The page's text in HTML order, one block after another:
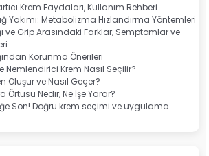
Krem Faydaları, Kullanım Rehberi
Yakımı: Metabolizma Hızlandırma Yöntemleri
ve Grip Arasındaki Farklar, Semptomlar ve
Korunma Önerileri
Nemlendirici Krem Nasıl Seçilir?
Oluşur ve Nasıl Geçer?
Örtüsü Nedir, Ne İşe Yarar?
Son! Doğru krem seçimi ve uygulama